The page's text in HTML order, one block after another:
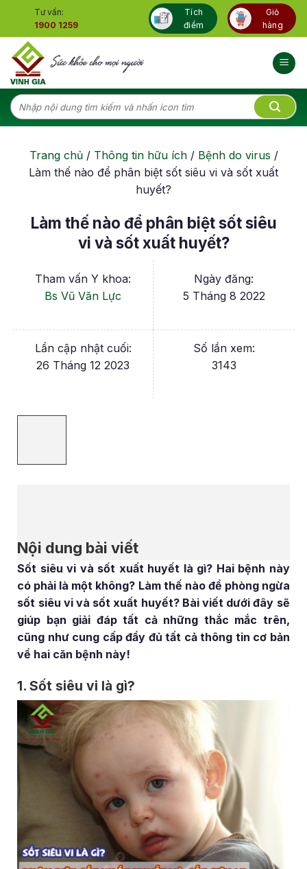
content
Tư vấn:
1900 1259
Tích
điểm
Giỏ
hàng
Tìm
kiếm:
Trang chủ/ Thông tin hữu ích/ Bệnh do virus /
Làm thế nào để phân biệt sốt siêu vi và sốt xuất
huyết?
Làm thế nào để phân biệt sốt siêu
vi và sốt xuất huyết?
Tham vấn Y khoa:
Bs Vũ Văn Lực
Ngày đăng:
5 Tháng 8 2022
Lần cập nhật cuối:
26 Tháng 12 2023
Số lần xem:
3143
Nội dung bài viết
Sốt siêu vi và sốt xuất huyết là gì? Hai bệnh này
có phải là một không? Làm thế nào để phòng ngừa
sốt siêu vi và sốt xuất huyết? Bài viết dưới đây sẽ
giúp bạn giải đáp tất cả những thắc mắc trên,
cũng như cung cấp đầy đủ tất cả thông tin cơ bản
về hai căn bệnh này!
1. Sốt siêu vi là gì?